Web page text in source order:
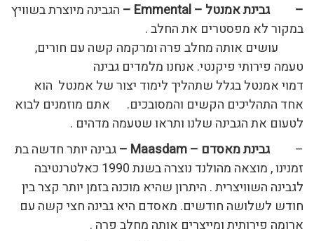
–גבינת אמנטל –Emmental
– הגבינה מיוצרת בשוויץ
במקור לא מפסטרים את החלב .
עושים אותה מחלב פרה ומרקמה קשה עם חורים,
טעמה פירותי פיקנטי. אנחנו מלמדים גבינה
דמוי אמנטל בגלל שתהליך לימוד יצור של אמנטל הוא
אחד התהליכים הקשים והמסובכים. אתם מוזמנים לבוא
לטעום את הגבינה שלנו ותראו שטעמה מדהים .
–גבינת מאסדם –Maasdam
–גבינה יותר חדשה בת
זמנינו , מוצאה מהולנד נוצרה בשנת 1990 כאלטרנטיבה
לגבינה השוויצרית . היתרון שהיא מוכנה בזמן יותר קצר בין
חודש לשלושה חודשים. מאסדם היא גבינה חצי קשה עם
ארומה פירותית ומייצרים אותה מחלב פרה .